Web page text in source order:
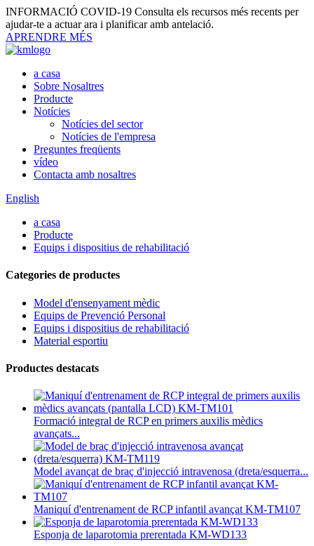
INFORMACIÓ COVID-19 Consulta els recursos més recents per
ajudar-te a actuar ara i planificar amb antelació.
APRENDRE MÉS
a casa
Sobre Nosaltres
Producte
Notícies
Notícies del sector
Notícies de l'empresa
Preguntes freqüents
vídeo
Contacta amb nosaltres
English
a casa
Producte
Equips i dispositius de rehabilitació
Categories de productes
Model d'ensenyament mèdic
Equips de Prevenció Personal
Equips i dispositius de rehabilitació
Material esportiu
Productes destacats
Formació integral de RCP en primers auxilis mèdics
avançats...
Model avançat de braç d'injecció intravenosa (dreta/esquerra...
Maniquí d'entrenament de RCP infantil avançat KM-TM107
Esponja de laparotomia prerentada KM-WD133